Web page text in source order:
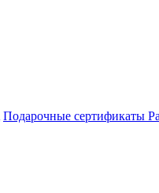
Подарочные сертификаты